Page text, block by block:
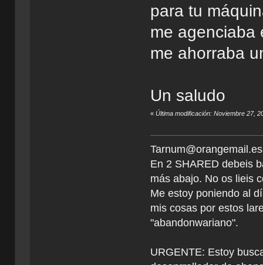
para tu
me agenciaba
me ahorraba
Un saludo
«Última modificación: Noviembre 27,
En 2 SHARED debeis
más abajo. No os lieis
Me estoy poniendo al
mis cosas por estos
"abandonwariano".
URGENTE: Estoy